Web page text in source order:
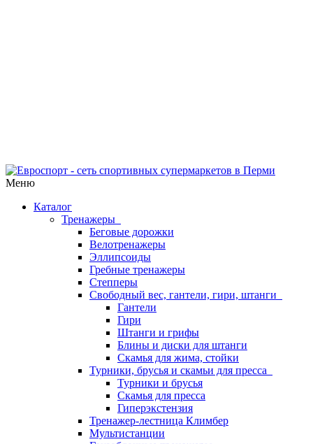
Меню
Каталог
Тренажеры
Беговые дорожки
Велотренажеры
Эллипсоиды
Гребные тренажеры
Степперы
Свободный вес, гантели, гири, штанги
Гантели
Гири
Штанги и грифы
Блины и диски для штанги
Скамья для жима, стойки
Турники, брусья и скамьи для пресса
Турники и брусья
Скамья для пресса
Гиперэкстензия
Тренажер-лестница Климбер
Мультистанции